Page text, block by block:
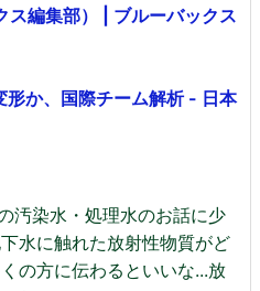
ス編集部） | ブルーバックス
か、国際チーム解析 - 日本
汚染水・処理水のお話に少
水に触れた放射性物質がど
の方に伝わるといいな...放